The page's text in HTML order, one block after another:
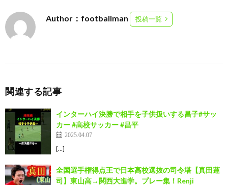
Author：footballman 投稿一覧
関連する記事
インターハイ決勝で相手を子供扱いする昌子#サッ
カー #高校サッカー #昌平
2025.04.07
[…]
全国選手権得点王で日本高校選抜の司令塔【真田蓮
司】東山高→関西大進学。プレー集！Renji